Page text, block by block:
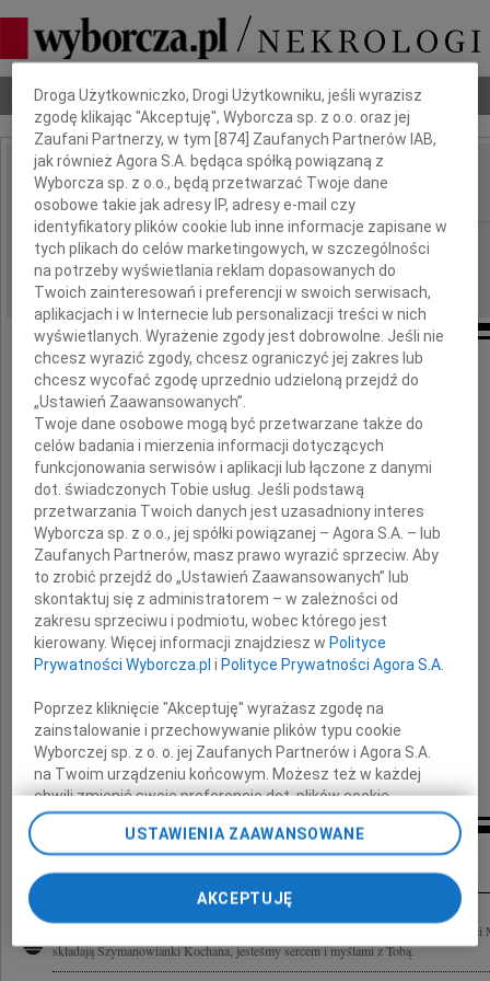
Nekrologi Odeszli Poradnik pogrzebowy
IMIĘ I NAZWISKO: Paweł Osiecki
REGION: Warszawa
DATA EMISJI: 08.03.2010
W tych smutnych chwilach
po stracie ukochanego Męża
Pawła Osieckiego
Majko
koleżanki i koledzy z Zespołu Szkół nr 2
im. gen. Józefa Bema w Milanówku
Inne kondolencje
Marii Osieckiej wyrazy szczerego współczucia, słowa otuchy i wsparcia po śmierci
składają Szymanowianki Kochana, jesteśmy sercem i myślami z Tobą.
Dbamy o Twoją prywatność
Droga Użytkowniczko, Drogi Użytkowniku, jeśli wyrazisz
zgodę klikając "Akceptuję", Wyborcza sp. z o.o. oraz jej
Zaufani Partnerzy, w tym [874 ] Zaufanych Partnerów IAB,
jak również Agora S.A. będąca spółką powiązaną z
Wyborcza sp. z o.o., będą przetwarzać Twoje dane
osobowe takie jak adresy IP, adresy e-mail czy
identyfikatory plików cookie lub inne informacje zapisane w
tych plikach do celów marketingowych, w szczególności
na potrzeby wyświetlania reklam dopasowanych do
Twoich zainteresowań i preferencji w swoich serwisach,
aplikacjach i w Internecie lub personalizacji treści w nich
wyświetlanych. Wyrażenie zgody jest dobrowolne. Jeśli nie
chcesz wyrazić zgody, chcesz ograniczyć jej zakres lub
chcesz wycofać zgodę uprzednio udzieloną przejdź do
„Ustawień Zaawansowanych”.
Twoje dane osobowe mogą być przetwarzane także do
celów badania i mierzenia informacji dotyczących
funkcjonowania serwisów i aplikacji lub łączone z danymi
dot. świadczonych Tobie usług. Jeśli podstawą
przetwarzania Twoich danych jest uzasadniony interes
Wyborcza sp. z o.o., jej spółki powiązanej – Agora S.A. – lub
Zaufanych Partnerów, masz prawo wyrazić sprzeciw. Aby
to zrobić przejdź do „Ustawień Zaawansowanych” lub
skontaktuj się z administratorem – w zależności od
zakresu sprzeciwu i podmiotu, wobec którego jest
kierowany. Więcej informacji znajdziesz w Polityce
Prywatności Wyborcza.pl i Polityce Prywatności Agora S.A.
Poprzez kliknięcie "Akceptuję" wyrażasz zgodę na
zainstalowanie i przechowywanie plików typu cookie
Wyborczej sp. z o. o. jej Zaufanych Partnerów i Agora S.A.
na Twoim urządzeniu końcowym. Możesz też w każdej
chwili zmienić swoje preferencje dot. plików cookie,
ponownie wywołując narzędzie do zarządzania Twoimi
preferencjami dot. przetwarzania danych poprzez
odnośnik „Ustawienia prywatności” w stopce serwisu i
przechodząc do sekcji „Ustawienia zaawansowane”.
Zmiana ustawień plików cookie możliwa jest także za
pomocą ustawień przeglądarki.
My, nasi Zaufani Partnerzy i Agora S.A. możemy
USTAWIENIA ZAAWANSOWANE
AKCEPTUJĘ